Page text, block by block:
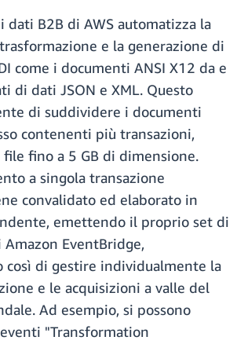
dati B2B di AWS automatizza la
e la generazione di
come i documenti ANSI X12 da e
di dati JSON e XML. Questo
di suddividere i documenti
contenenti più transazioni,
fino a 5 GB di dimensione.
a singola transazione
convalidato ed elaborato in
emettendo il proprio set di
EventBridge,
così di gestire individualmente la
e le acquisizioni a valle del
Ad esempio, si possono
"Transformation